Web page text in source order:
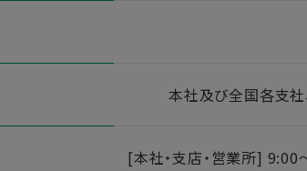
本社及び全国各支社
[本社・支店・営業所] 9:00